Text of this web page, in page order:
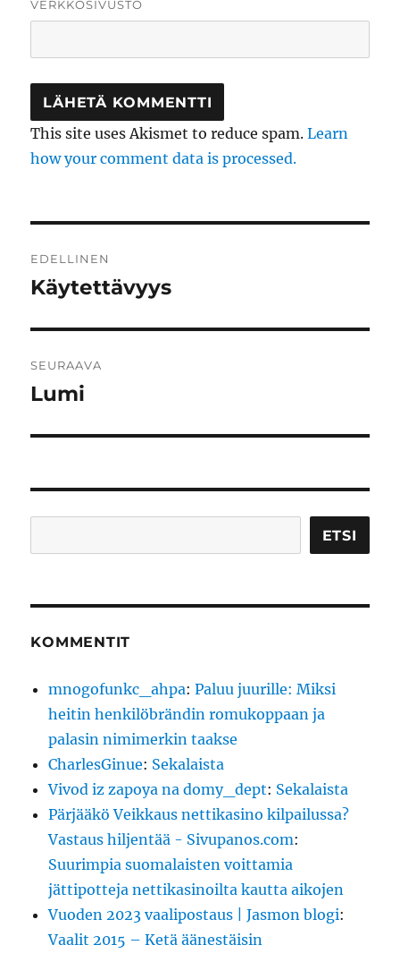
VERKKOSIVUSTO
This site uses Akismet to reduce spam.Learn
how your comment data is processed.
selaus
EDELLINEN
Edellinen
Käytettävyys
SEURAAVA
Seuraava
Lumi
ETSI
KOMMENTIT
mnogofunkc_ahpa:Paluu juurille: Miksi
heitin henkilöbrändin romukoppaan ja
palasin nimimerkin taakse
CharlesGinue: Sekalaista
Vivod iz zapoya na domy_dept: Sekalaista
Pärjääkö Veikkaus nettikasino kilpailussa?
Vastaus hiljentää - Sivupanos.com:
Suurimpia suomalaisten voittamia
jättipotteja nettikasinoilta kautta aikojen
Vuoden 2023 vaalipostaus | Jasmon blogi:
Vaalit 2015 – Ketä äänestäisin